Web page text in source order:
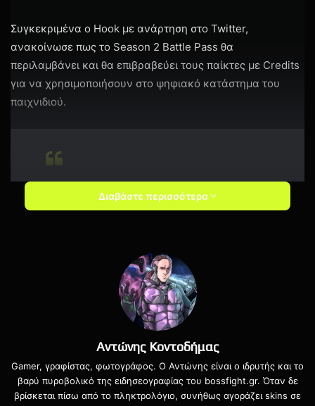
Συγκεκριμένα ο Hook με ανάρτηση στο Twitter,
ανακοίνωσε πως το Season 2 Battle Pass θα
περιλαμβάνει και θα επιβραβεύει τους παίκτες με Credits
για να χρησιμοποιήσουν στο ψηφιακό κατάστημα του
παιχνιδιού.
Thanks to your continued feedback,
we are happy to confirm Credits will
Credits as part of your Halo Infinite
progression. We’ll have more to share
on this as we get closer to Season 2.
22, 2022
Διαβάστε περισσότερα
Αντώνης Κοντοδήμας
Gamer, γραφίστας, φωτογράφος. Ο Αντώνης είναι ο ιδρυτής και το
βαρύ πυροβολικό της ειδησεογραφίας του bossfight.gr. Όταν δε
βρίσκεται πίσω από το πληκτρολόγιο, συνήθως αγοράζει skins σε